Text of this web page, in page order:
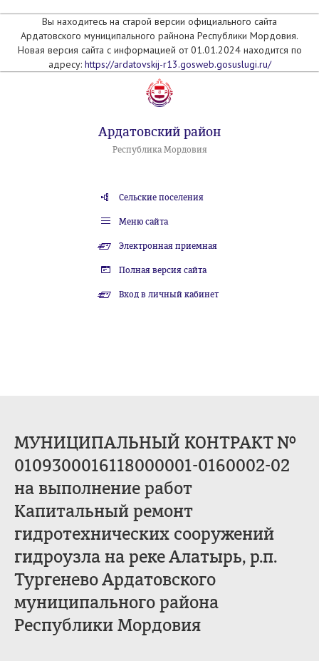
Вы находитесь на старой версии официального сайта
Ардатовского муниципального райнона Республики Мордовия.
Новая версия сайта с информацией от 01.01.2024 находится по
адресу: https://ardatovskij-r13.gosweb.gosuslugi.ru/
Ардатовский район
Республика Мордовия
Сельские поселения
Меню сайта
Электронная приемная
Полная версия сайта
Вход в личный кабинет
МУНИЦИПАЛЬНЫЙ КОНТРАКТ №
0109300016118000001-0160002-02
на выполнение работ
Капитальный ремонт
гидротехнических сооружений
гидроузла на реке Алатырь, р.п.
Тургенево Ардатовского
муниципального района
Республики Мордовия